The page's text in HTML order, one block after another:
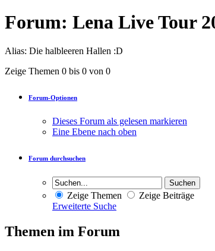
Forum: Lena Live Tour
Alias: Die halbleeren Hallen :D
Zeige Themen 0 bis 0 von 0
Forum-Optionen
Dieses Forum als gelesen markieren
Eine Ebene nach oben
Forum durchsuchen
Zeige Themen
Zeige Beiträge
Erweiterte Suche
Themen im Forum